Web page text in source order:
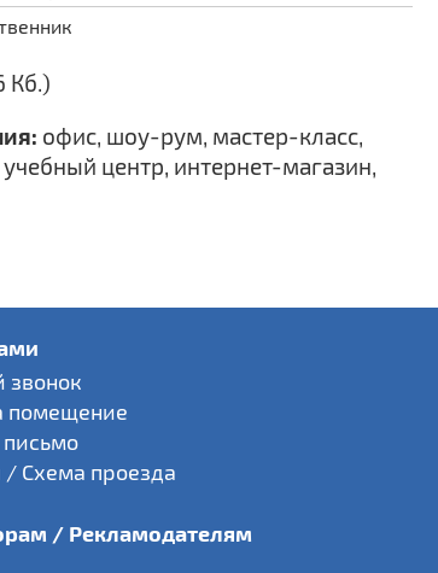
Кб.)
офис, шоу-рум, мастер-класс,
центр, интернет-магазин,
звонок
помещение
/ Схема проезда
/ Рекламодателям